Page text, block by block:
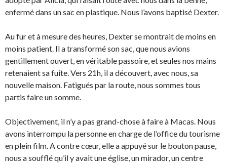
enfermé dans un sac en plastique. Nous l’avons baptisé Dexter.
Au fur et à mesure des heures, Dexter se montrait de moins en
moins patient. Il a transformé son sac, que nous avions
gentillement ouvert, en véritable passoire, et seules nos mains
retenaient sa fuite. Vers 21h, il a découvert, avec nous, sa
nouvelle maison. Fatigués par la route, nous sommes tous
partis faire un somme.
Objectivement, il n’y a pas grand-chose à faire à Macas. Nous
avons interrompu la personne en charge de l’office du tourisme
en plein film. A contre cœur, elle a appuyé sur le bouton pause,
nous a soufflé qu’il y avait une église, un mirador, un centre